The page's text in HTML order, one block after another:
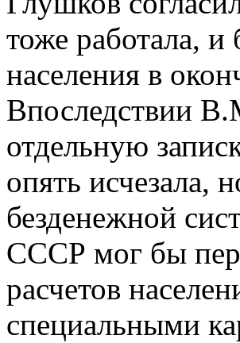
тоже работала, и
населения в
Впоследствии
отдельную
опять исчезала,
безденежной
СССР мог бы
расчетов
специальными